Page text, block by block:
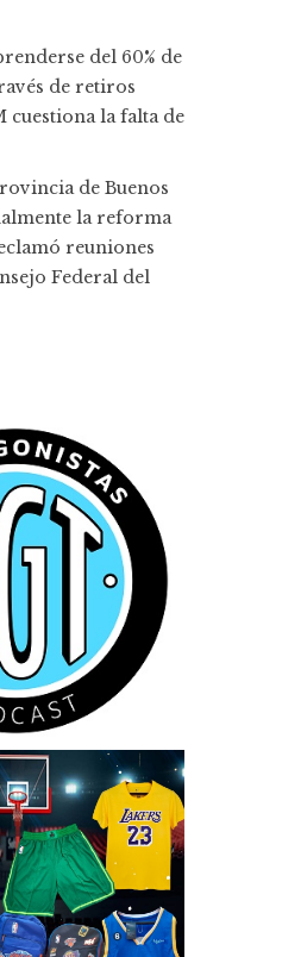
del 60% de
de retiros
cuestiona la falta de
de Buenos
la reforma
reuniones
Federal del